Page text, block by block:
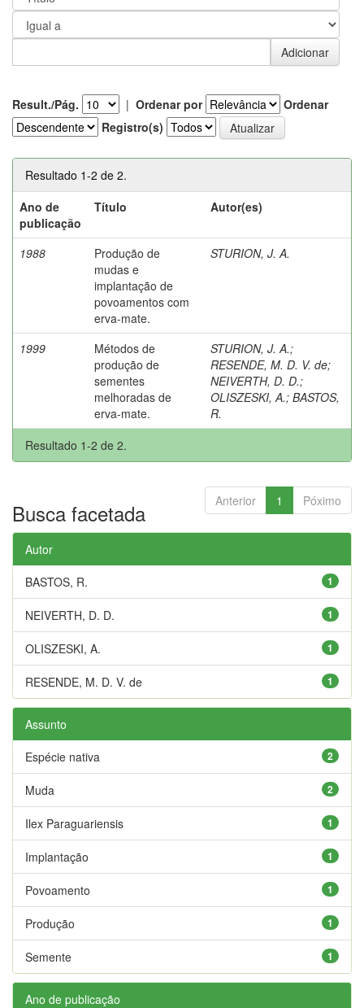
Result./Pág. | Ordenar por
Ordenar
Registro(s)
Resultado 1-2 de 2.
Ano de
publicação
Título Autor(es)
1988
Produção de
mudas e
implantação de
povoamentos com
erva-mate.
STURION, J. A.
1999
Métodos de
produção de
sementes
melhoradas de
erva-mate.
STURION, J. A.;
RESENDE, M. D. V. de;
NEIVERTH, D. D.;
OLISZESKI, A.; BASTOS,
R.
Resultado 1-2 de 2.
Anterior 1 Póximo
Busca facetada
Autor
1
BASTOS, R.
1
NEIVERTH, D. D.
1
OLISZESKI, A.
1
RESENDE, M. D. V. de
Assunto
2
Espécie nativa
2
Muda
1
Ilex Paraguariensis
1
Implantação
1
Povoamento
1
Produção
1
Semente
Ano de publicação